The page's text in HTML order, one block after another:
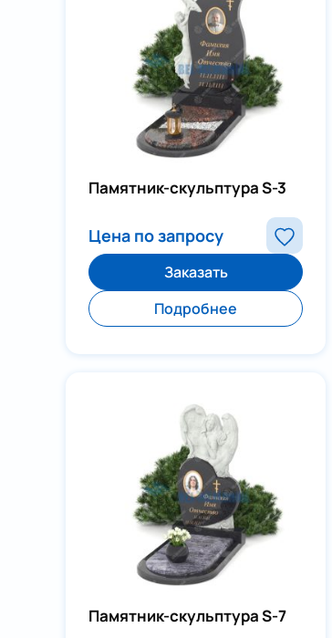
Памятник-скульптура S-3
Цена по запросу
Заказать
Подробнее
Памятник-скульптура S-7